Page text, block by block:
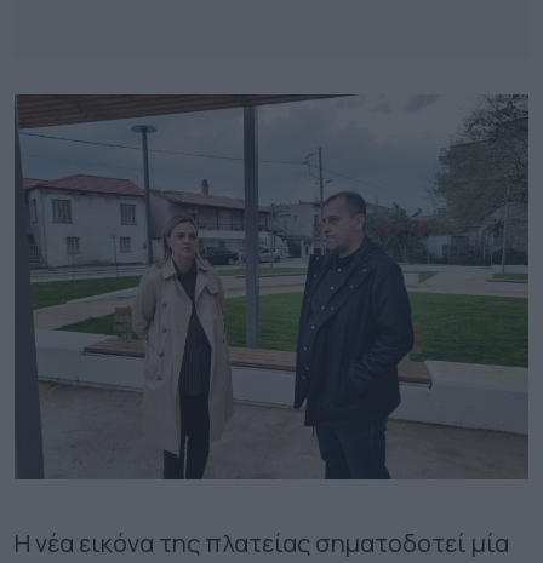
Η νέα εικόνα της πλατείας σηματοδοτεί μία